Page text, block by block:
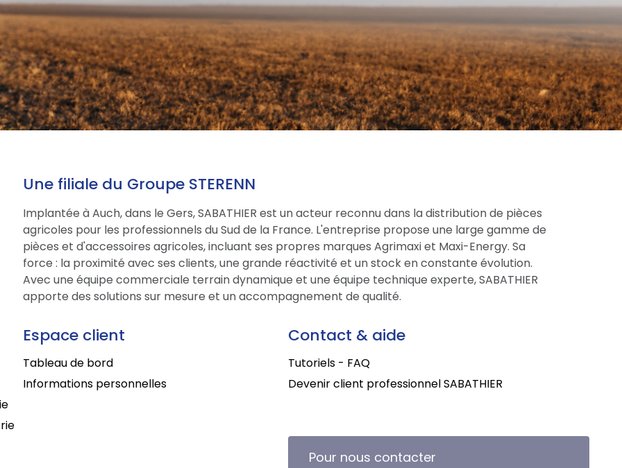
Une filiale du Groupe STERENN
Implantée à Auch, dans le Gers, SABATHIER est un acteur reconnu dans la distribution de pièces
agricoles pour les professionnels du Sud de la France. L'entreprise propose une large gamme de
pièces et d'accessoires agricoles, incluant ses propres marques Agrimaxi et Maxi-Energy. Sa
force : la proximité avec ses clients, une grande réactivité et un stock en constante évolution.
Avec une équipe commerciale terrain dynamique et une équipe technique experte, SABATHIER
apporte des solutions sur mesure et un accompagnement de qualité.
Espace client
Tableau de bord
Informations personnelles
Contact & aide
Tutoriels - FAQ
Devenir client professionnel SABATHIER
Pour nous contacter